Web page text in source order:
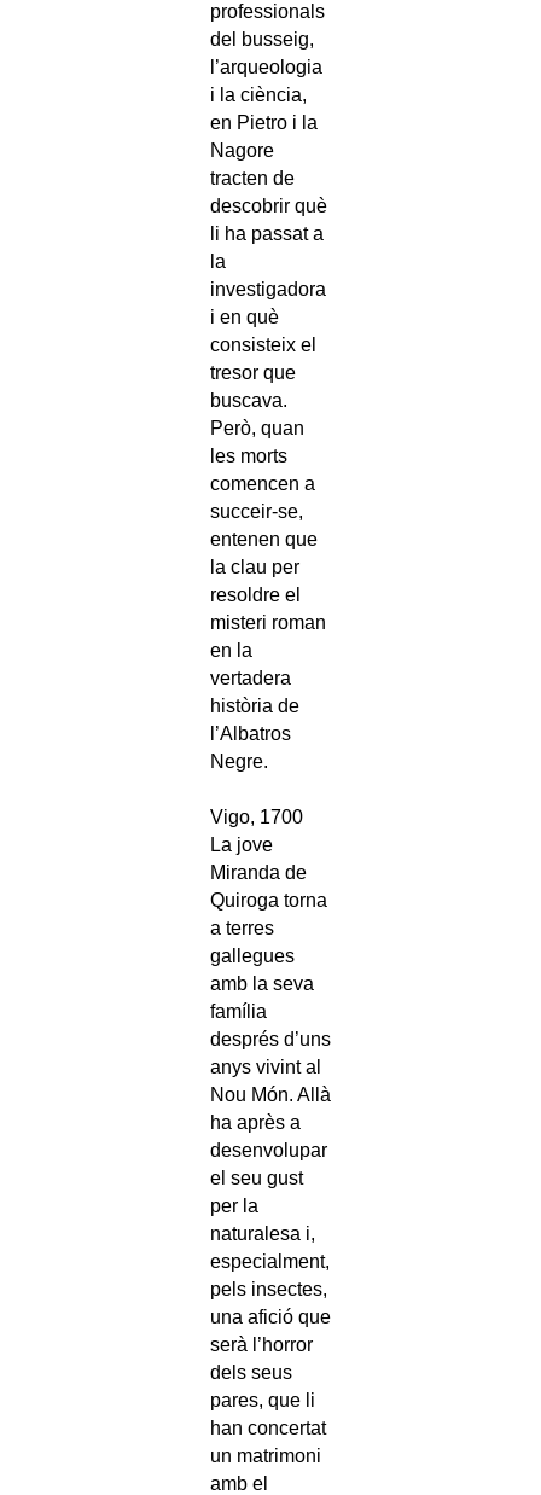
professionals
del busseig,
l’arqueologia
i la ciència,
en Pietro i la
Nagore
tracten de
descobrir què
li ha passat a
la
investigadora
i en què
consisteix el
tresor que
buscava.
Però, quan
les morts
comencen a
succeir-se,
entenen que
la clau per
resoldre el
misteri roman
en la
vertadera
història de
l’Albatros
Negre.
Vigo, 1700
La jove
Miranda de
Quiroga torna
a terres
gallegues
amb la seva
família
després d’uns
anys vivint al
Nou Món. Allà
ha après a
desenvolupar
el seu gust
per la
naturalesa i,
especialment,
pels insectes,
una afició que
serà l’horror
dels seus
pares, que li
han concertat
un matrimoni
amb el